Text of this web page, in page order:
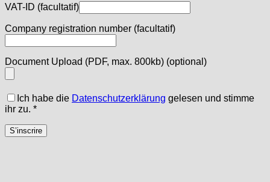
VAT-ID (facultatif)
Company registration number (facultatif)
Document Upload (PDF, max. 800kb) (optional)
Ich habe die Datenschutzerklärung gelesen und stimme
ihr zu. *
S’inscrire